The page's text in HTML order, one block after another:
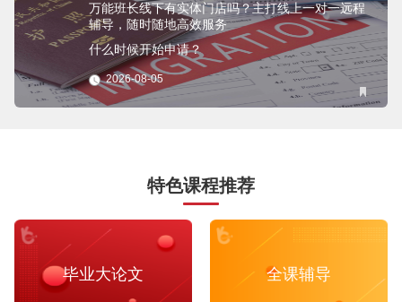
万能班长线下有实体门店吗？主打线上一对一远程
辅导，随时随地高效服务
什么时候开始申请？
2026-08-05
特色课程推荐
毕业大论文 全课辅导